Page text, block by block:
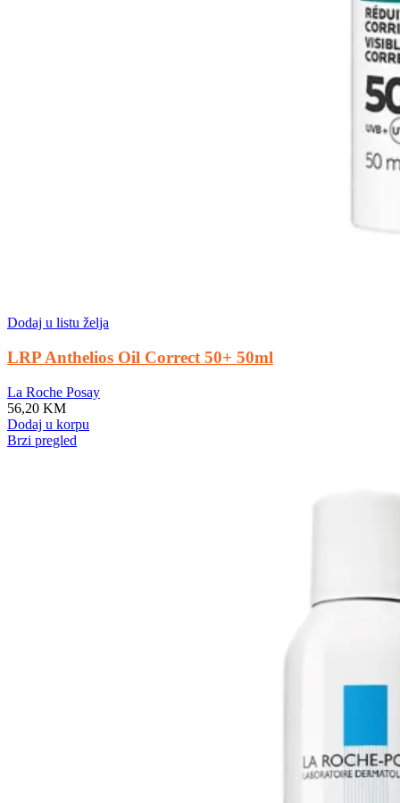
Dodaj u listu želja
LRP Anthelios Oil Correct 50+ 50ml
La Roche Posay
56,20 KM
Dodaj u korpu
Brzi pregled